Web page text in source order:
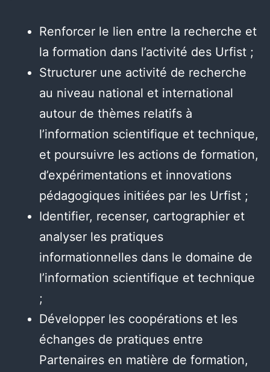
Renforcer le lien entre la recherche et
la formation dans l’activité des Urfist ;
Structurer une activité de recherche
au niveau national et international
autour de thèmes relatifs à
l’information scientifique et technique,
et poursuivre les actions de formation,
d’expérimentations et innovations
pédagogiques initiées par les Urfist ;
Identifier, recenser, cartographier et
analyser les pratiques
informationnelles dans le domaine de
l’information scientifique et technique
;
Développer les coopérations et les
échanges de pratiques entre
Partenaires en matière de formation,